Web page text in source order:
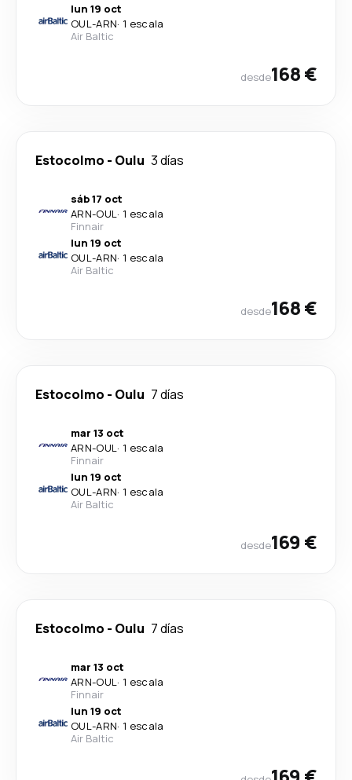
lun 19 oct
OUL-ARN· 1 escala
Air Baltic
desde168 €
Estocolmo - Oulu 3 días
sáb 17 oct
ARN-OUL· 1 escala
Finnair
lun 19 oct
OUL-ARN· 1 escala
Air Baltic
desde168 €
Estocolmo - Oulu 7 días
mar 13 oct
ARN-OUL· 1 escala
Finnair
lun 19 oct
OUL-ARN· 1 escala
Air Baltic
desde169 €
Estocolmo - Oulu 7 días
mar 13 oct
ARN-OUL· 1 escala
Finnair
lun 19 oct
OUL-ARN· 1 escala
Air Baltic